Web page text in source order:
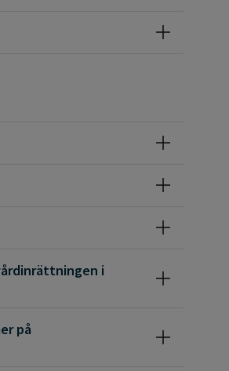
i
på